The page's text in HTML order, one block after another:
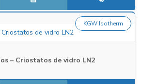
– Criostatos de vidro LN2
KGW Isotherm